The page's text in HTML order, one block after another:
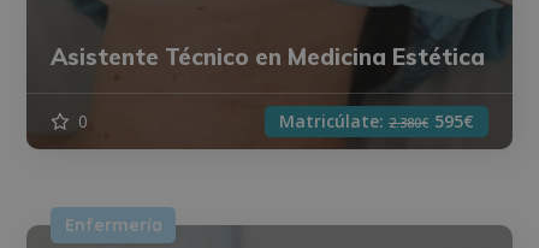
Asistente Técnico en Medicina Estética
0 Matricúlate: 2.380€ 595€
Enfermería